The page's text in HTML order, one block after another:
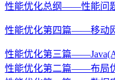
性能优化总纲——性能问
性能优化第四篇——移动
性能优化第三篇
性能优化第二篇——布局